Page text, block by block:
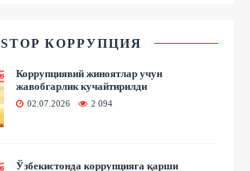
STOP КОРРУПЦИЯ
Коррупциявий жиноятлар учун
жавобгарлик кучайтирилди
02.07.2026 2 094
Ўзбекистонда коррупцияга қарши